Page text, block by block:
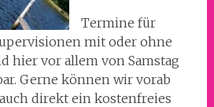
Termine für
mit oder ohne
hier vor allem von Samstag
Gerne können wir vorab
direkt ein kostenfreies